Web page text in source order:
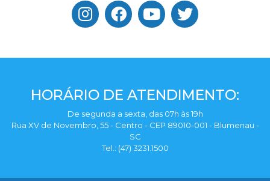
HORÁRIO DE ATENDIMENTO:
De segunda a sexta, das 07h às 19h
Rua XV de Novembro, 55 - Centro - CEP 89010-001 - Blumenau -
SC
Tel.: (47) 3231.1500